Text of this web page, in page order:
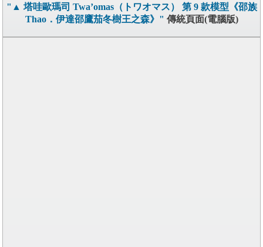
"▲ 塔哇歐瑪司 Twa’omas（トワオマス） 第 9 款模型《邵族
Thao．伊達邵鷹茄冬樹王之森》" 傳統頁面(電腦版)